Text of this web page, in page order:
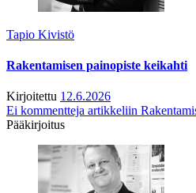
Tapio Kivistö
Rakentamisen painopiste keikahti
Kirjoitettu 12.6.2026
Ei kommentteja artikkeliin
Pääkirjoitus